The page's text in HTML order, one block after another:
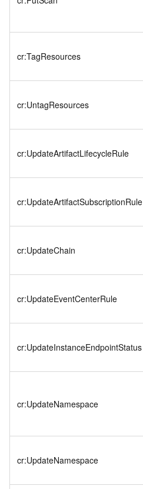
cr:TagResources
cr:UntagResources
cr:UpdateArtifactLifecycleRule
cr:UpdateArtifactSubscriptionRule
cr:UpdateChain
cr:UpdateEventCenterRule
cr:UpdateInstanceEndpointStatus
cr:UpdateNamespace
cr:UpdateNamespace